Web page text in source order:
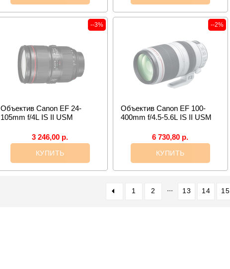
--3%
Объектив Canon EF 24-
105mm f/4L IS II USM
3 246,00 р.
КУПИТЬ
--2%
Объектив Canon EF 100-
400mm f/4.5-5.6L IS II USM
6 730,80 р.
КУПИТЬ
1 2 ... 13 14 15